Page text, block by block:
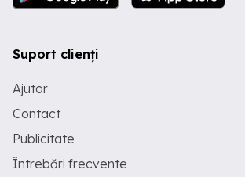
Suport clienți
Ajutor
Contact
Publicitate
Întrebări frecvente